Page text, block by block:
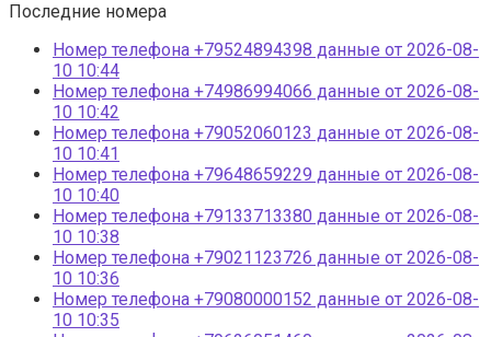
Последние номера
Номер телефона +79524894398 данные от 2026-08-
10 10:44
Номер телефона +74986994066 данные от 2026-08-
10 10:42
Номер телефона +79052060123 данные от 2026-08-
10 10:41
Номер телефона +79648659229 данные от 2026-08-
10 10:40
Номер телефона +79133713380 данные от 2026-08-
10 10:38
Номер телефона +79021123726 данные от 2026-08-
10 10:36
Номер телефона +79080000152 данные от 2026-08-
10 10:35